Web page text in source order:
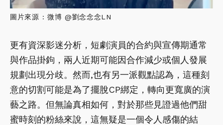
圖片來源 : 微博 @劉念念念LN
更有資深影迷分析，短劇演員的合約與宣傳期通常
與作品掛鉤，兩人近期可能因合作減少或個人發展
規劃出現分歧。然而,也有另一派觀點認為，這種刻
意的切割可能是為了擺脫CP綁定，轉向更寬廣的演
藝之路。但無論真相如何，對於那些見證過他們甜
蜜時刻的粉絲來說，這無疑是一個令人感傷的結